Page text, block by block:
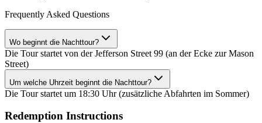
Frequently Asked Questions
Wo beginnt die Nachttour?
Die Tour startet von der Jefferson Street 99 (an der Ecke zur Mason
Street)
Um welche Uhrzeit beginnt die Nachttour?
Die Tour startet um 18:30 Uhr (zusätzliche Abfahrten im Sommer)
Redemption Instructions